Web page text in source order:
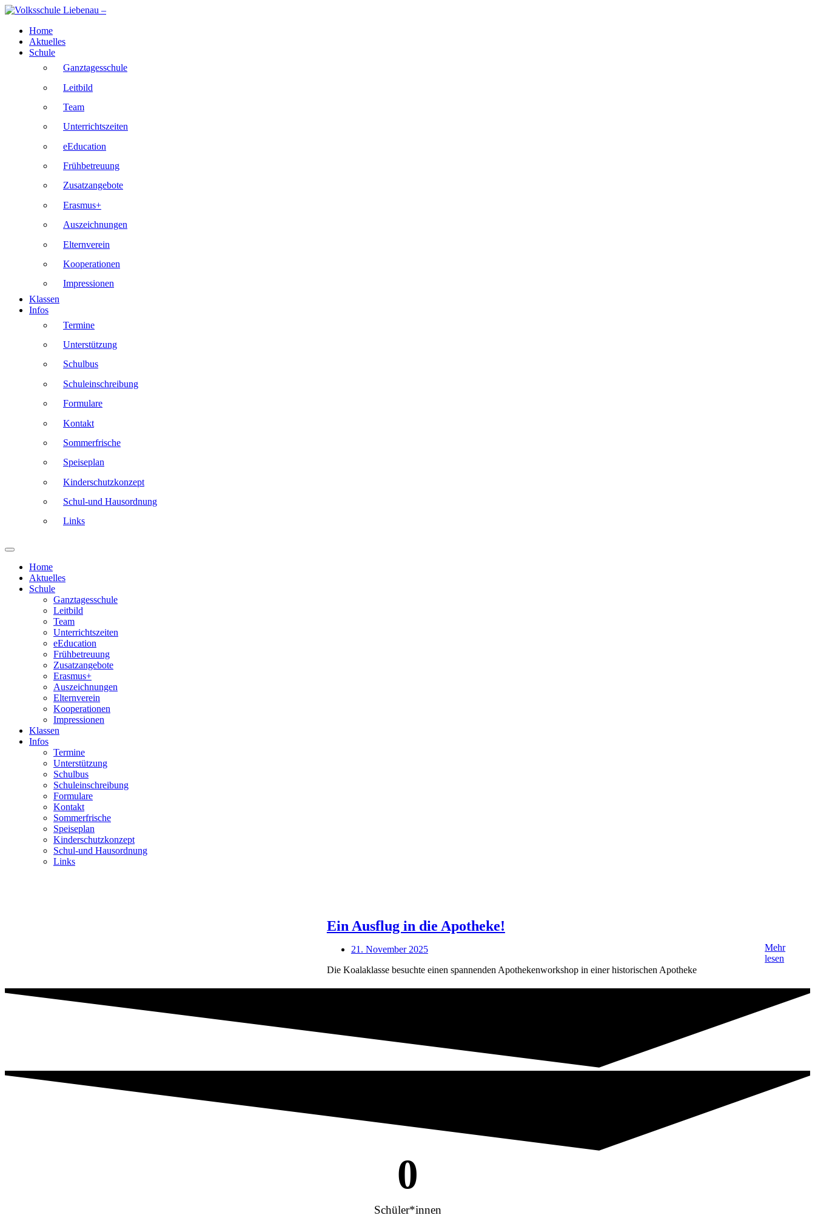
Skip
contentHome
Aktuelles
Schule
Ganztagesschule
Leitbild
Team
Unterrichtszeiten
eEducation
Frühbetreuung
Zusatzangebote
Erasmus+
Auszeichnungen
Elternverein
Kooperationen
Impressionen
Klassen
Infos
Termine
Unterstützung
Schulbus
Schuleinschreibung
Formulare
Kontakt
Sommerfrische
Speiseplan
Kinderschutzkonzept
Schul-und Hausordnung
Links
Home
Aktuelles
Schule
Ganztagesschule
Leitbild
Team
Unterrichtszeiten
eEducation
Frühbetreuung
Zusatzangebote
Erasmus+
Auszeichnungen
Elternverein
Kooperationen
Impressionen
Klassen
Infos
Termine
Unterstützung
Schulbus
Schuleinschreibung
Formulare
Kontakt
Sommerfrische
Speiseplan
Kinderschutzkonzept
Schul-und Hausordnung
Links
Ein Ausflug in die Apotheke!
21. November 2025
Die Koalaklasse besuchte einen spannenden Apothekenworkshop in einer historischen Apotheke
Mehr
lesen
0
Schüler*innen